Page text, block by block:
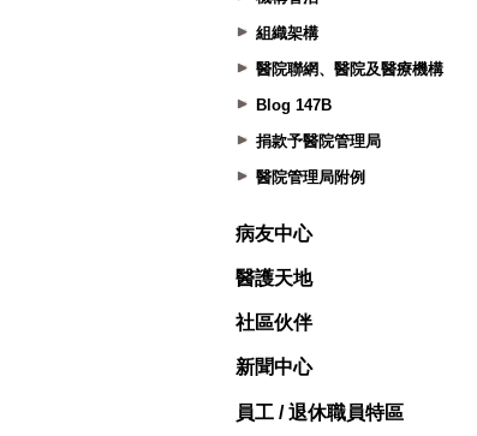
組織架構
醫院聯網、醫院及醫療機構
Blog 147B
捐款予醫院管理局
醫院管理局附例
病友中心
醫護天地
社區伙伴
新聞中心
員工 / 退休職員特區